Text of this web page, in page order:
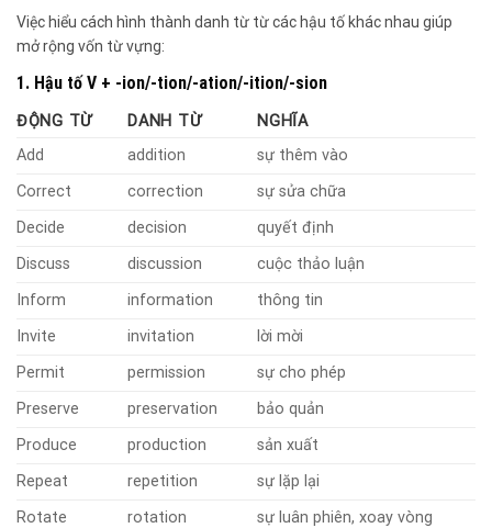
Việc hiểu cách hình thành danh từ từ các hậu tố khác nhau giúp
mở rộng vốn từ vựng:
1. Hậu tố V + -ion/-tion/-ation/-ition/-sion
ĐỘNG TỪ DANH TỪ
NGHĨA
Add
addition
sự thêm vào
Correct
correction
sự sửa chữa
Decide
decision
quyết định
Discuss
discussion
cuộc thảo luận
Inform
information
thông tin
Invite
invitation
lời mời
Permit
permission
sự cho phép
Preserve
preservation
bảo quản
Produce
production
sản xuất
Repeat
repetition
sự lặp lại
Rotate
rotation sự luân phiên, xoay vòng